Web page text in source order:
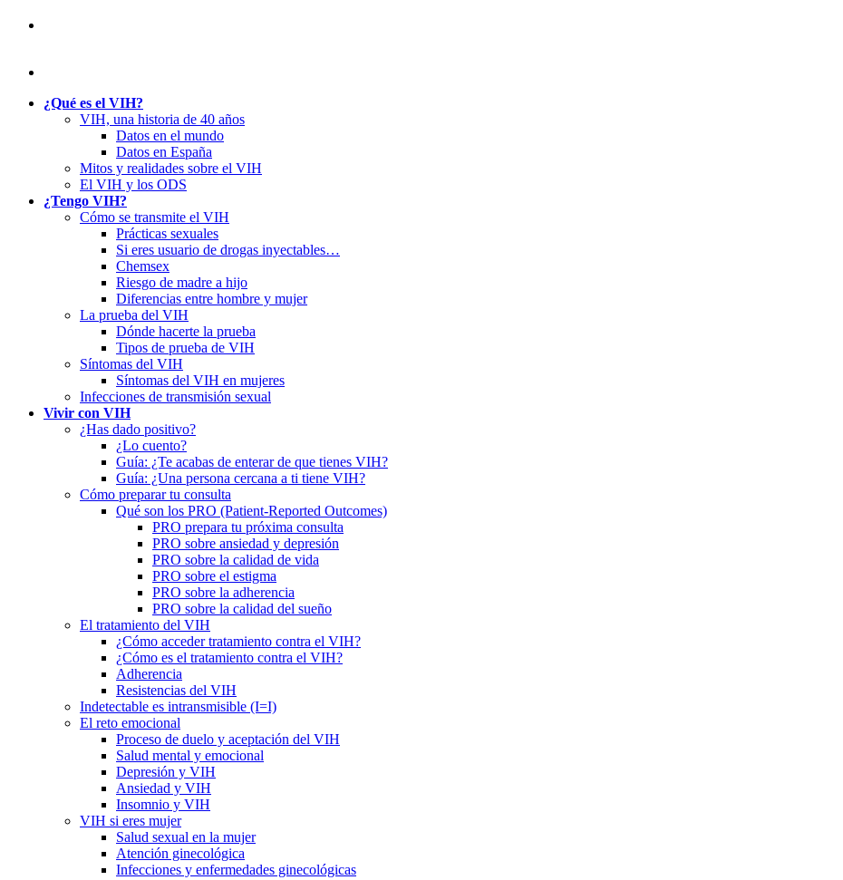
¿Qué es el VIH?
VIH, una historia de 40 años
Datos en el mundo
Datos en España
Mitos y realidades sobre el VIH
El VIH y los ODS
¿Tengo VIH?
Cómo se transmite el VIH
Prácticas sexuales
Si eres usuario de drogas inyectables…
Chemsex
Riesgo de madre a hijo
Diferencias entre hombre y mujer
La prueba del VIH
Dónde hacerte la prueba
Tipos de prueba de VIH
Síntomas del VIH
Síntomas del VIH en mujeres
Infecciones de transmisión sexual
Vivir con VIH
¿Has dado positivo?
¿Lo cuento?
Guía: ¿Te acabas de enterar de que tienes VIH?
Guía: ¿Una persona cercana a ti tiene VIH?
Cómo preparar tu consulta
Qué son los PRO (Patient-Reported Outcomes)
PRO prepara tu próxima consulta
PRO sobre ansiedad y depresión
PRO sobre la calidad de vida
PRO sobre el estigma
PRO sobre la adherencia
PRO sobre la calidad del sueño
El tratamiento del VIH
¿Cómo acceder tratamiento contra el VIH?
¿Cómo es el tratamiento contra el VIH?
Adherencia
Resistencias del VIH
Indetectable es intransmisible (I=I)
El reto emocional
Proceso de duelo y aceptación del VIH
Salud mental y emocional
Depresión y VIH
Ansiedad y VIH
Insomnio y VIH
VIH si eres mujer
Salud sexual en la mujer
Atención ginecológica
Infecciones y enfermedades ginecológicas